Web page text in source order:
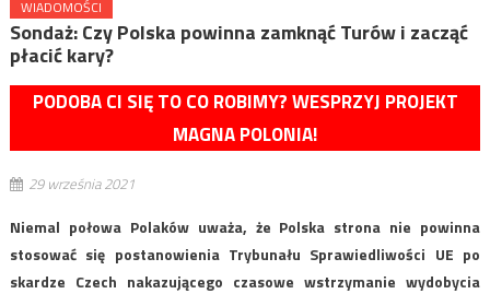
WIADOMOŚCI
Sondaż: Czy Polska powinna zamknąć Turów i zacząć
płacić kary?
PODOBA CI SIĘ TO CO ROBIMY? WESPRZYJ PROJEKT
MAGNA POLONIA!
29 września 2021
Niemal połowa Polaków uważa, że Polska strona nie powinna
stosować się postanowienia Trybunału Sprawiedliwości UE po
skardze Czech nakazującego czasowe wstrzymanie wydobycia